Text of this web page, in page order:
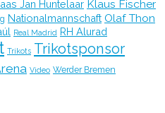
Jan Huntelaar Klaus Fischer
Nationalmannschaft Olaf Thon
Real Madrid RH Alurad
Trikots Trikotsponsor
Video Werder Bremen